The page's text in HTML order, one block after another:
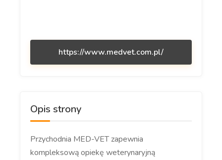
https://www.medvet.com.pl/
Opis strony
Przychodnia MED-VET zapewnia
kompleksową opiekę weterynaryjną